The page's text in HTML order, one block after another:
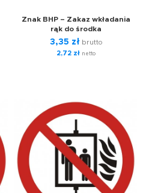
Znak BHP – Zakaz wkładania
rąk do środka
3,35 zł brutto
2,72 złnetto